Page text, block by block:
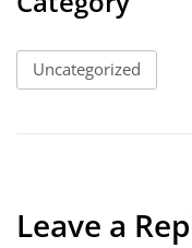
Uncategorized
Leave a